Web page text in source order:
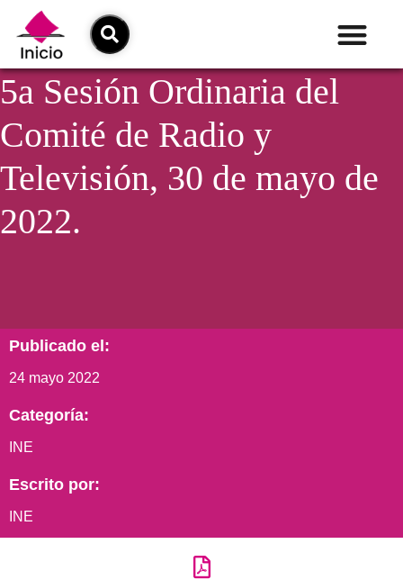
5a Sesión Ordinaria del
Comité de Radio y
Televisión, 30 de mayo de
2022.
Publicado el:
24 mayo 2022
Categoría:
INE
Escrito por:
INE